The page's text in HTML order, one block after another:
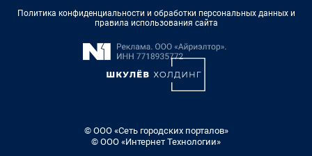
Политика конфиденциальности и обработки персональных данных и
правила использования сайта
© ООО «Сеть городских порталов»
© ООО «Интернет Технологии»